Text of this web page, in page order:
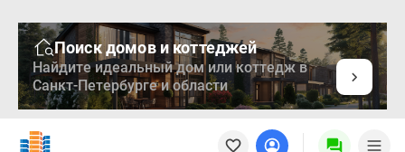
Поиск домов и коттеджей
Найдите идеальный дом или коттедж в
Санкт-Петербурге и области
Новостройки